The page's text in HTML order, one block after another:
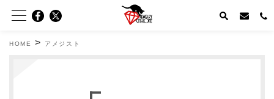
HOME > アメジスト